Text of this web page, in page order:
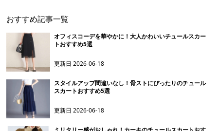
おすすめ記事一覧
オフィスコーデを華やかに！大人かわいいチュールスカー
トおすすめ5選
更新日2026-06-18
スタイルアップ間違いなし！骨ストにぴったりのチュール
スカートおすすめ5選
更新日2026-06-18